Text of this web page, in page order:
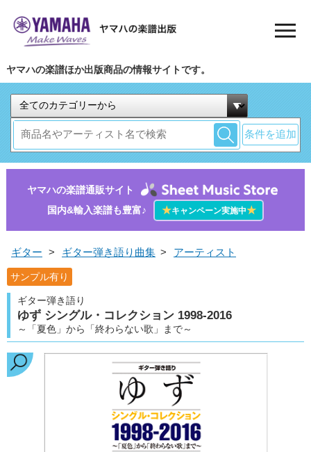
ヤマハの楽譜ほか出版商品の情報サイトです。
条件を追加
ヤマハの楽譜通販サイト
国内&輸入楽譜も豊富♪
★キャンペーン実施中★
ギター > ギター弾き語り曲集 > アーティスト
サンプル有り
ギター弾き語り
ゆず シングル・コレクション 1998-2016
～「夏色」から「終わらない歌」まで～